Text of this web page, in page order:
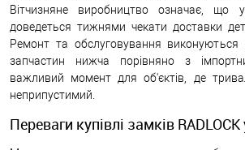
Вітчизняне виробництво означає, що
доведеться тижнями чекати доставки
Ремонт та обслуговування виконуються
запчастин нижча порівняно з
важливий момент для об'єктів, де
неприпустимий.
Переваги купівлі замків